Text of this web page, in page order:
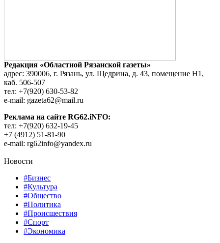
Редакция «Областной Рязанской газеты»
адрес: 390006, г. Рязань, ул. Щедрина, д. 43, помещение Н1,
каб. 506-507
тел: +7(920) 630-53-82
e-mail: gazeta62@mail.ru
Реклама на сайте RG62.iNFO:
тел: +7(920) 632-19-45
+7 (4912) 51-81-90
e-mail: rg62info@yandex.ru
Новости
#Бизнес
#Культура
#Общество
#Политика
#Происшествия
#Спорт
#Экономика